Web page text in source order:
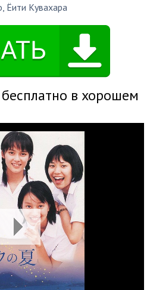
, Ёити Кувахара
в хорошем